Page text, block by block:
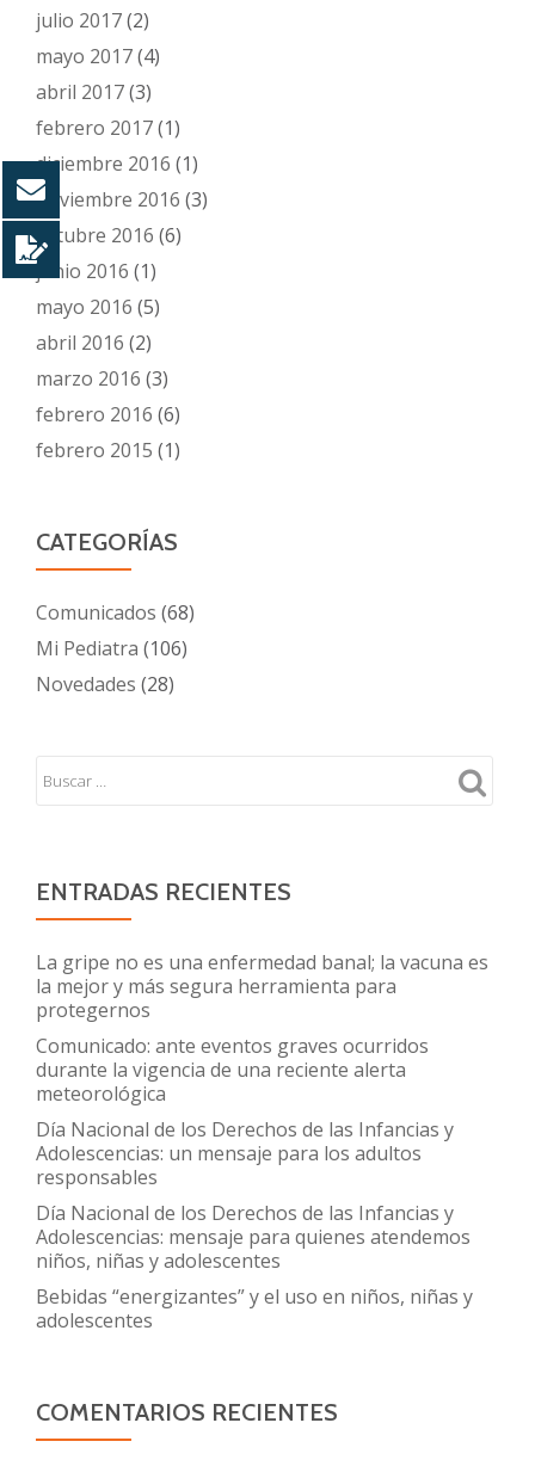
julio 2017(2)
mayo 2017(4)
abril 2017(3)
febrero 2017(1)
diciembre 2016 (1)
noviembre 2016 (3)
octubre 2016 (6)
junio 2016 (1)
mayo 2016 (5)
abril 2016 (2)
marzo 2016 (3)
febrero 2016 (6)
febrero 2015 (1)
CATEGORÍAS
Comunicados (68)
Mi Pediatra (106)
Novedades (28)
ENTRADAS RECIENTES
La gripe no es una enfermedad banal; la vacuna es
la mejor y más segura herramienta para
protegernos
Comunicado: ante eventos graves ocurridos
durante la vigencia de una reciente alerta
meteorológica
Día Nacional de los Derechos de las Infancias y
Adolescencias: un mensaje para los adultos
responsables
Día Nacional de los Derechos de las Infancias y
Adolescencias: mensaje para quienes atendemos
niños, niñas y adolescentes
Bebidas “energizantes” y el uso en niños, niñas y
adolescentes
COMENTARIOS RECIENTES